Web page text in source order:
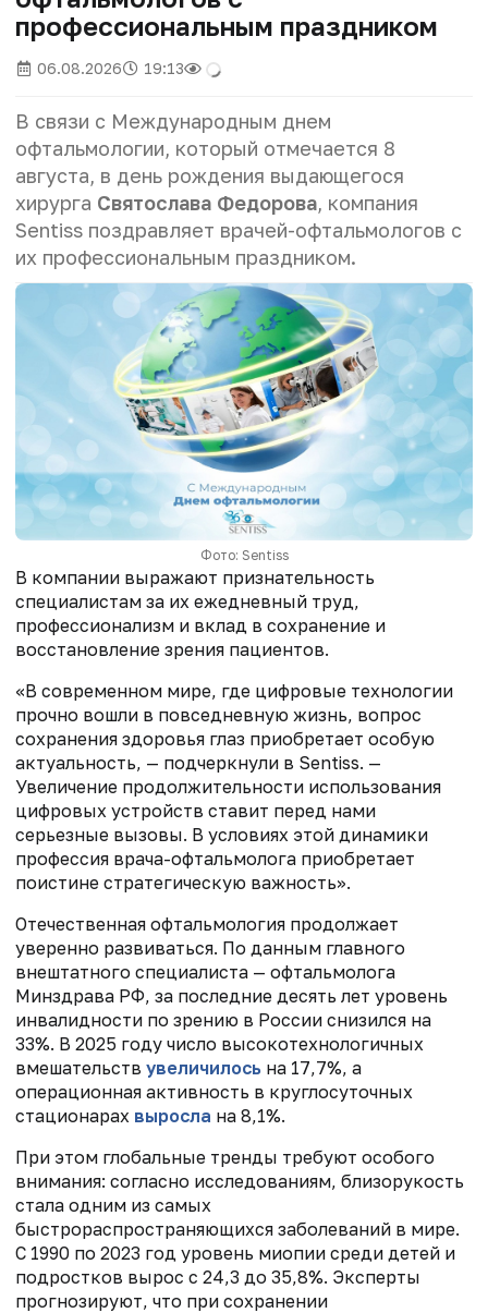
профессиональным праздником
06.08.2026 19:13
В связи с Международным днем
офтальмологии, который отмечается 8
августа, в день рождения выдающегося
хирурга Святослава Федорова, компания
Sentiss поздравляет врачей-офтальмологов с
их профессиональным праздником.
Фото: Sentiss
В компании выражают признательность
специалистам за их ежедневный труд,
профессионализм и вклад в сохранение и
восстановление зрения пациентов.
«В современном мире, где цифровые технологии
прочно вошли в повседневную жизнь, вопрос
сохранения здоровья глаз приобретает особую
актуальность, — подчеркнули в Sentiss. —
Увеличение продолжительности использования
цифровых устройств ставит перед нами
серьезные вызовы. В условиях этой динамики
профессия врача-офтальмолога приобретает
поистине стратегическую важность».
Отечественная офтальмология продолжает
уверенно развиваться. По данным главного
внештатного специалиста — офтальмолога
Минздрава РФ, за последние десять лет уровень
инвалидности по зрению в России снизился на
33%. В 2025 году число высокотехнологичных
вмешательств увеличилось на 17,7%, а
операционная активность в круглосуточных
стационарах выросла на 8,1%.
При этом глобальные тренды требуют особого
внимания: согласно исследованиям, близорукость
стала одним из самых
быстрораспространяющихся заболеваний в мире.
С 1990 по 2023 год уровень миопии среди детей и
подростков вырос с 24,3 до 35,8%. Эксперты
прогнозируют, что при сохранении